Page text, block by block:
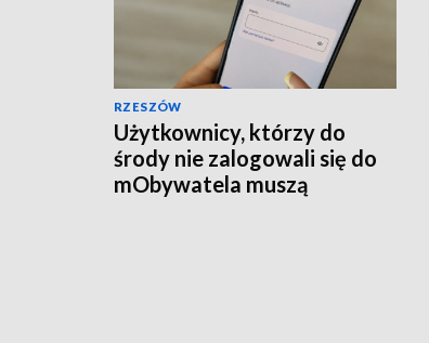
RZESZÓW
Użytkownicy, którzy do
środy nie zalogowali się do
mObywatela muszą